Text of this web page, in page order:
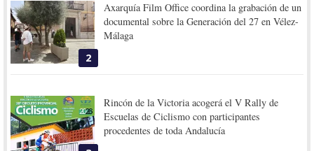
2
Axarquía Film Office coordina la grabación de un
documental sobre la Generación del 27 en Vélez-
Málaga
Rincón de la Victoria acogerá el V Rally de
Escuelas de Ciclismo con participantes
procedentes de toda Andalucía